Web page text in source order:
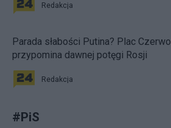
Redakcja
Parada słabości Putina? Plac
przypomina dawnej potęgi Rosji
Redakcja
#PiS